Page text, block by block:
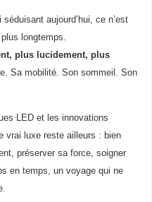
aujourd’hui, ce n’est
longtemps.
plus lucidement, plus
Sa mobilité. Son sommeil. Son
LED et les innovations
vrai luxe reste ailleurs : bien
préserver sa force, soigner
en temps, un voyage qui ne